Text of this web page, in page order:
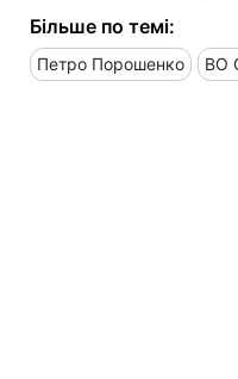
Більше по темі:
Петро Порошенко ВО